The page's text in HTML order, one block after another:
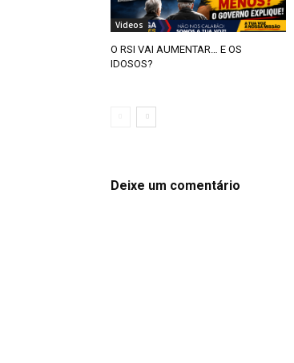
Videos
O RSI VAI AUMENTAR… E OS
IDOSOS?
Deixe um comentário